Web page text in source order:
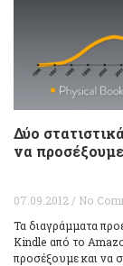
Δύο
να προσέξουμε
07.09.2012 / No
Τα διαγράμματα
Kindle από το
προσέξουμε και να